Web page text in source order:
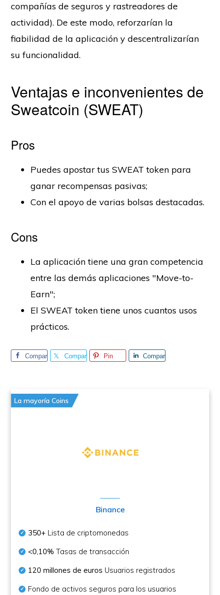
compañías de seguros y rastreadores de
actividad). De este modo, reforzarían la
fiabilidad de la aplicación y descentralizarían
su funcionalidad.
Ventajas e inconvenientes de
Sweatcoin (SWEAT)
Pros
Puedes apostar tus SWEAT token para
ganar recompensas pasivas;
Con el apoyo de varias bolsas destacadas.
Cons
La aplicación tiene una gran competencia
entre las demás aplicaciones "Move-to-
Earn";
El SWEAT token tiene unos cuantos usos
prácticos.
Compar
Compar
Pin
Compar
La mayoría Coins
Binance
350+ Lista de criptomonedas
<0,10% Tasas de transacción
120 millones de euros Usuarios registrados
Fondo de activos seguros para los usuarios